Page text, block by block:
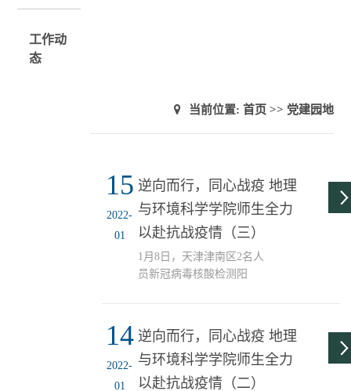
工作动
态
当前位置: 首页 >> 党建园地
15
2022-
01
逆向而行，同心战疫 地理
与环境科学学院师生全力
以赴抗战疫情（三）
1月8日，天津津南区2名人
员新冠病毒核酸检测阳
头，为深入贯彻习近平总
书记关于疫情防控的重要
指示批示精神和市委组织
部《关于在疫情防控中进
14
2022-
01
逆向而行，同心战疫 地理
与环境科学学院师生全力
以赴抗战疫情（二）